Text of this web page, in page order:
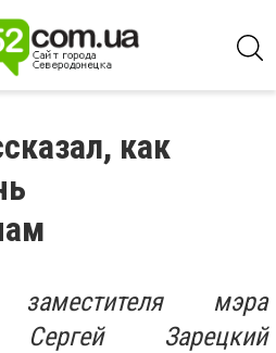
как
мэра
Сергей Зарецкий